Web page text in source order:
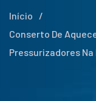
Início
/
Conserto De
Pressurizadores Na